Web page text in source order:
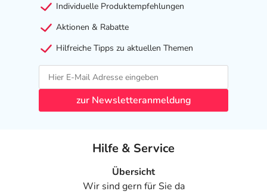
Individuelle Produktempfehlungen
Aktionen & Rabatte
Hilfreiche Tipps zu aktuellen Themen
zur Newsletteranmeldung
Hilfe & Service
Übersicht
Wir sind gern für Sie da